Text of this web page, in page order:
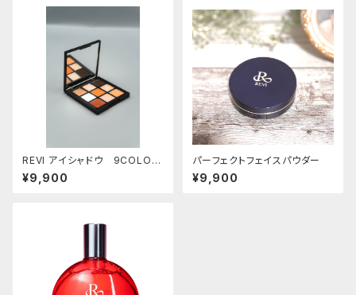
REVI アイシャドウ 9COLOR
S
¥9,900
パーフェクトフェイスパウダー
¥9,900